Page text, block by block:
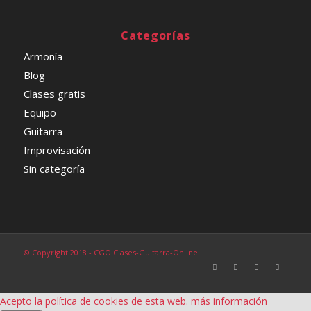
Categorías
Armonía
Blog
Clases gratis
Equipo
Guitarra
Improvisación
Sin categoría
© Copyright 2018 - CGO Clases-Guitarra-Online
Acepto la política de cookies de esta web. más información